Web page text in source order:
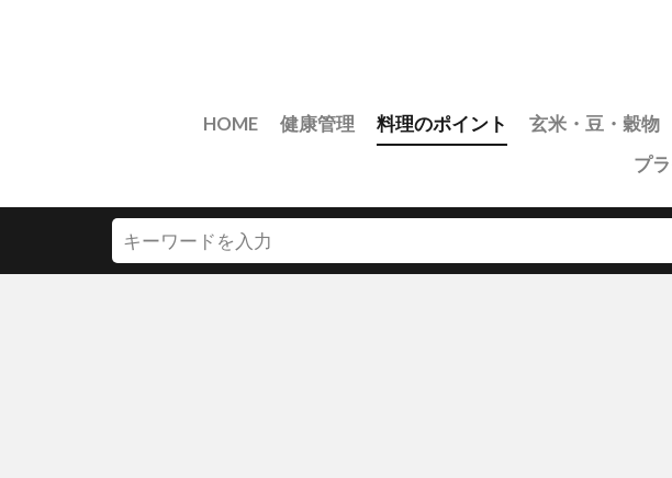
HOME 健康管理 料理のポイント 玄米・豆・穀物
プ